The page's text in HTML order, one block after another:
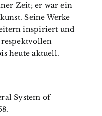
Zeit; er war ein
Seine Werke
inspiriert und
heute aktuell.
System of